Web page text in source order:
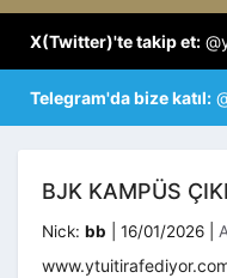
X(Twitter)'te takip et:
Telegram'da bize katıl:
BJK KAMPÜS
Nick: bb 16/01/2026